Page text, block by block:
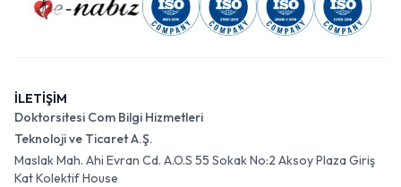
İLETİŞİM
Doktorsitesi Com Bilgi Hizmetleri
Teknoloji ve Ticaret A.Ş.
Maslak Mah. Ahi Evran Cd. A.O.S 55 Sokak No:2 Aksoy Plaza Giriş
Kat Kolektif House